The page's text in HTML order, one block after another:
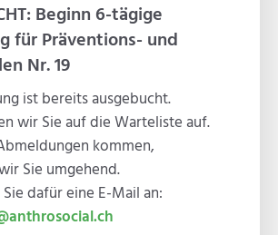
Beginn 6-tägige
für Präventions- und
Nr. 19
ist bereits ausgebucht.
wir Sie auf die Warteliste auf.
kommen,
Sie umgehend.
dafür eine E-Mail an: